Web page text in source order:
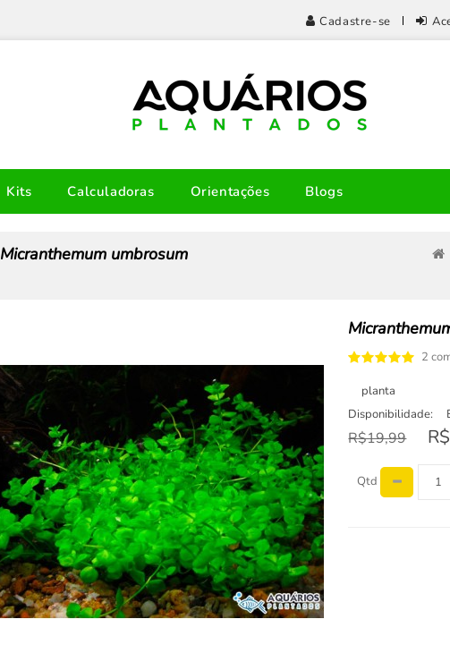
Cadastre-se
Kits Calculadoras Orientações Blogs
Micranthemum umbrosum
2
planta
Disponibilidade:
R$19,99
Qtd